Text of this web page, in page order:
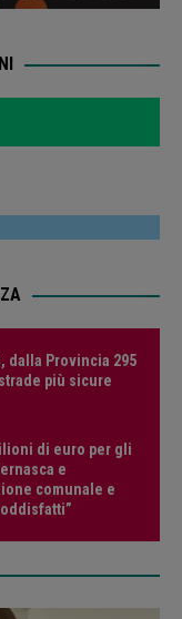
dalla Provincia 295
più sicure
di euro per gli
e
comunale e